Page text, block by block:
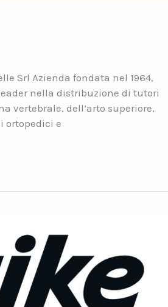
Srl Azienda fondata nel 1964,
nella distribuzione di tutori
vertebrale, dell’arto superiore,
ortopedici e